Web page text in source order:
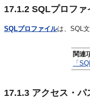
17.1.2 SQLプロファ
SQLプロファイルは、SQL
関連
「
17.1.3 アクセス・パ